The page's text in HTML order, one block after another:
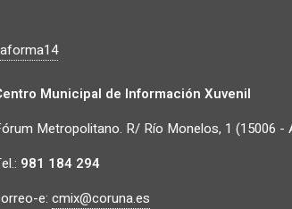
Municipal de Información Xuvenil
Metropolitano. R/ Río Monelos, 1 (15006 -
981 184 294
e: cmix@coruna.es